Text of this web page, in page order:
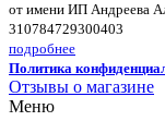
от имени ИП Андреева
310784729300403
подробнее
Политика
Отзывы о магазине
Меню